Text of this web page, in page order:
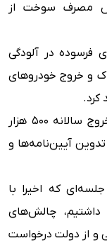
مصرف سوخت از
فرسوده در آلودگی
و خروج خودروهای
کرد.
معتمدیان همچنین به برنامه دولت برای خروج سالانه ۵۰۰ هزار
تدوین آیین‌نامه‌ها و
که اخیرا با
داشتیم، چالش‌های
و از دولت درخواست